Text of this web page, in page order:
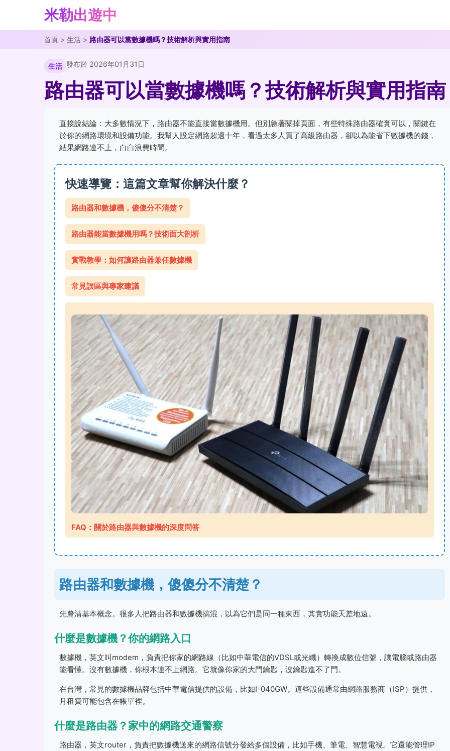
米勒出遊中
首頁 > 生活 > 路由器可以當數據機嗎？技術解析與實用指南
生活 發布於 2026年01月31日
路由器可以當數據機嗎？技術解析與實用指南
直接說結論：大多數情況下，路由器不能直接當數據機用。但別急著關掉頁面，有些特殊路由器確實可以，關鍵在
於你的網路環境和設備功能。我幫人設定網路超過十年，看過太多人買了高級路由器，卻以為能省下數據機的錢，
結果網路連不上，白白浪費時間。
快速導覽：這篇文章幫你解決什麼？
路由器和數據機，傻傻分不清楚？
路由器能當數據機用嗎？技術面大剖析
實戰教學：如何讓路由器兼任數據機
常見誤區與專家建議
FAQ：關於路由器與數據機的深度問答
路由器和數據機，傻傻分不清楚？
先釐清基本概念。很多人把路由器和數據機搞混，以為它們是同一種東西，其實功能天差地遠。
什麼是數據機？你的網路入口
數據機，英文叫modem，負責把你家的網路線（比如中華電信的VDSL或光纖）轉換成數位信號，讓電腦或路由器
能看懂。沒有數據機，你根本連不上網路。它就像你家的大門鑰匙，沒鑰匙進不了門。
在台灣，常見的數據機品牌包括中華電信提供的設備，比如I-040GW。這些設備通常由網路服務商（ISP）提供，
月租費可能包含在帳單裡。
什麼是路由器？家中的網路交通警察
路由器，英文router，負責把數據機送來的網路信號分發給多個設備，比如手機、筆電、智慧電視。它還能管理IP